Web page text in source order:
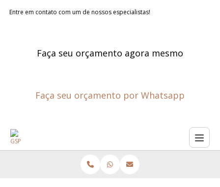
Entre em contato com um de nossos especialistas!
Faça seu orçamento agora mesmo
Faça seu orçamento por Whatsapp